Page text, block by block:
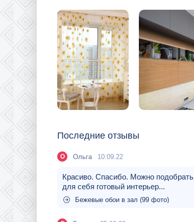
Последние отзывы
О Ольга 10.09.22
Красиво. Спасибо. Можно подобрать
для себя готовый интерьер...
Бежевые обои в зал (99 фото)